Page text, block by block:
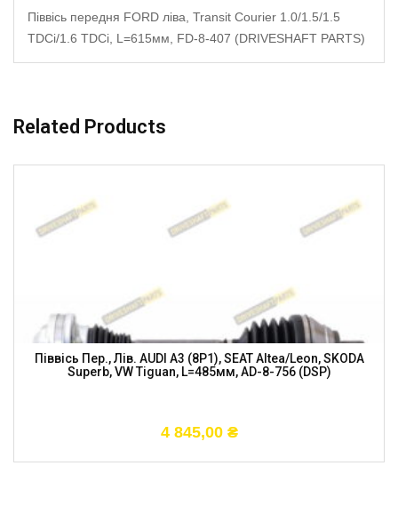
Піввісь передня FORD ліва, Transit Courier 1.0/1.5/1.5
TDCi/1.6 TDCi, L=615мм, FD-8-407 (DRIVESHAFT PARTS)
Related Products
Піввісь Пер., Лів. AUDI A3 (8P1), SEAT Altea/Leon, SKODA
Superb, VW Tiguan, L=485мм, AD-8-756 (DSP)
4 845,00 ₴